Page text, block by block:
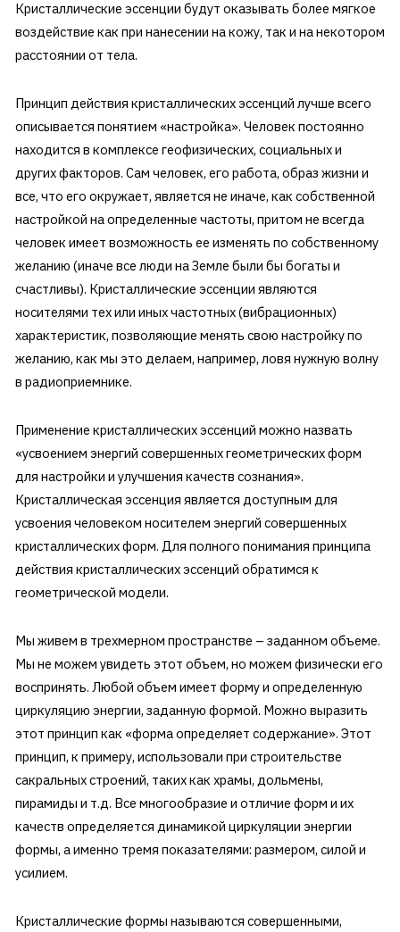
Кристаллические эссенции будут оказывать более мягкое
воздействие как при нанесении на кожу, так и на некотором
расстоянии от тела.
Принцип действия кристаллических эссенций лучше всего
описывается понятием «настройка». Человек постоянно
находится в комплексе геофизических, социальных и
других факторов. Сам человек, его работа, образ жизни и
все, что его окружает, является не иначе, как собственной
настройкой на определенные частоты, притом не всегда
человек имеет возможность ее изменять по собственному
желанию (иначе все люди на Земле были бы богаты и
счастливы). Кристаллические эссенции являются
носителями тех или иных частотных (вибрационных)
характеристик, позволяющие менять свою настройку по
желанию, как мы это делаем, например, ловя нужную волну
в радиоприемнике.
Применение кристаллических эссенций можно назвать
«усвоением энергий совершенных геометрических форм
для настройки и улучшения качеств сознания».
Кристаллическая эссенция является доступным для
усвоения человеком носителем энергий совершенных
кристаллических форм. Для полного понимания принципа
действия кристаллических эссенций обратимся к
геометрической модели.
Мы живем в трехмерном пространстве – заданном объеме.
Мы не можем увидеть этот объем, но можем физически его
воспринять. Любой объем имеет форму и определенную
циркуляцию энергии, заданную формой. Можно выразить
этот принцип как «форма определяет содержание». Этот
принцип, к примеру, использовали при строительстве
сакральных строений, таких как храмы, дольмены,
пирамиды и т.д. Все многообразие и отличие форм и их
качеств определяется динамикой циркуляции энергии
формы, а именно тремя показателями: размером, силой и
усилием.
Кристаллические формы называются совершенными,